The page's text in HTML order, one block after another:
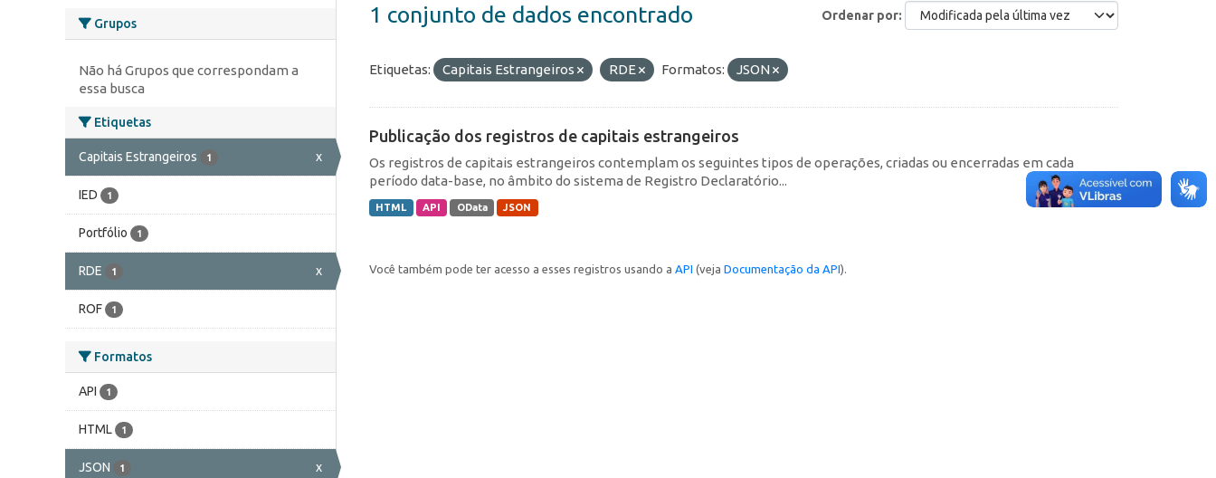
Grupos
Não há Grupos que correspondam a
essa busca
Etiquetas
Capitais Estrangeiros 1 x
IED 1
Portfólio 1
RDE 1 x
ROF 1
Formatos
API 1
HTML 1
JSON 1 x
Ordenar por
1 conjunto de dados encontrado
Etiquetas: Capitais Estrangeiros RDE Formatos: JSON
Publicação dos registros de capitais estrangeiros
Os registros de capitais estrangeiros contemplam os seguintes tipos de operações, criadas ou encerradas em cada
período data-base, no âmbito do sistema de Registro Declaratório...
HTML API OData JSON
Você também pode ter acesso a esses registros usando a API (veja Documentação da API).